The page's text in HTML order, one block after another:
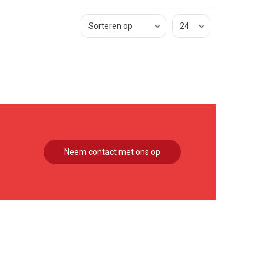
Neem contact met ons op